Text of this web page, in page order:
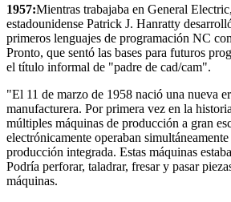
1957:Mientras trabajaba en General
estadounidense Patrick J. Hanratty
primeros lenguajes de programación NC
Pronto, que sentó las bases para futuros
el título informal de "padre de cad/cam".
"El 11 de marzo de 1958 nació una nueva
manufacturera. Por primera vez en la
múltiples máquinas de producción a gran
electrónicamente operaban
producción integrada. Estas máquinas
Podría perforar, taladrar, fresar y pasar
máquinas.